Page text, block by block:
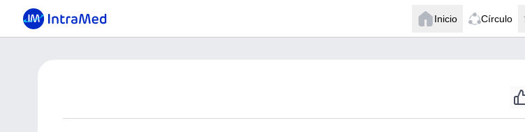
Inicio Círculo